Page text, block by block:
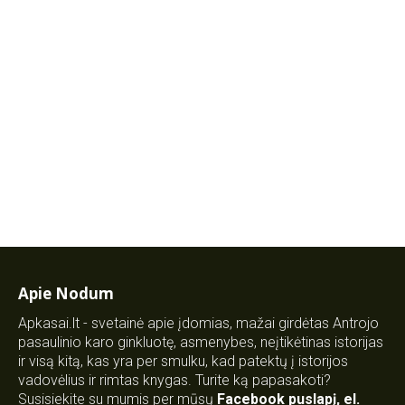
Apie Nodum
Apkasai.lt - svetainė apie įdomias, mažai girdėtas Antrojo
pasaulinio karo ginkluotę, asmenybes, neįtikėtinas istorijas
ir visą kitą, kas yra per smulku, kad patektų į istorijos
vadovėlius ir rimtas knygas. Turite ką papasakoti?
Susisiekite su mumis per mūsų Facebook puslapį, el.